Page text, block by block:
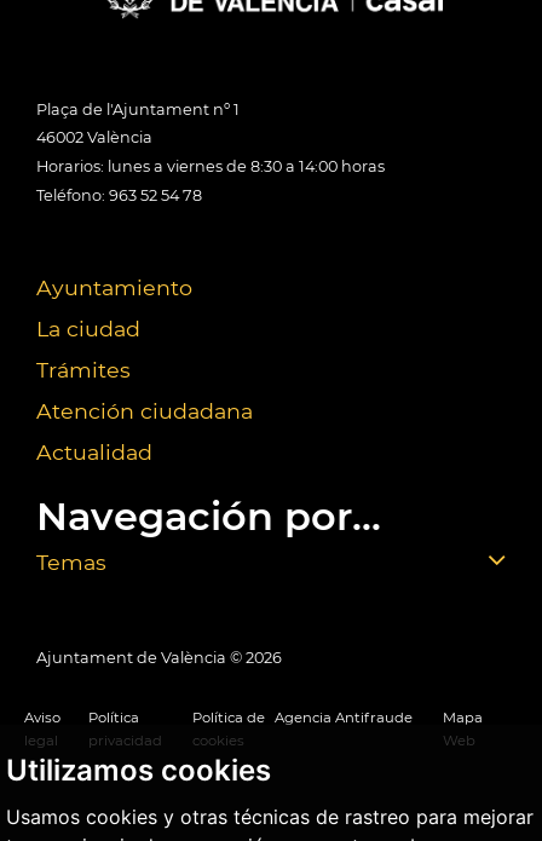
Utilizamos cookies
Usamos cookies y otras técnicas de rastreo para mejorar
Plaça de l'Ajuntament nº 1
46002 València
Horarios: lunes a viernes de 8:30 a 14:00 horas
Teléfono: 963 52 54 78
Ayuntamiento
La ciudad
Trámites
Atención ciudadana
Actualidad
Navegación por...
Temas
Ajuntament de València © 2026
Aviso
legal
Política
privacidad
Política de
cookies
Agencia Antifraude
Mapa
Web